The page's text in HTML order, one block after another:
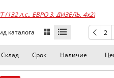
(132 л.с., ЕВРО 3, ДИЗЕЛЬ, 4x2)
каталога 2
Склад Срок Наличие